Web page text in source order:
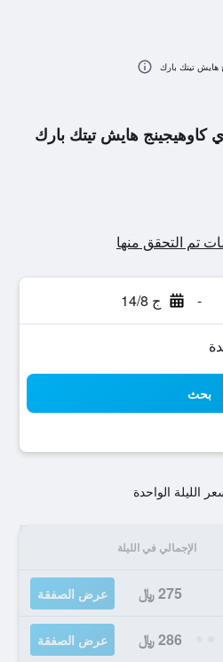
كاوهيجينج هايش تيتك بارك
- ج 14/8
بحث
الليلة الواحدة
الإجمالي في الليلة
275 ﷼ عرض الصفقة
286 ﷼ عرض الصفقة
هايش تيتك بارك